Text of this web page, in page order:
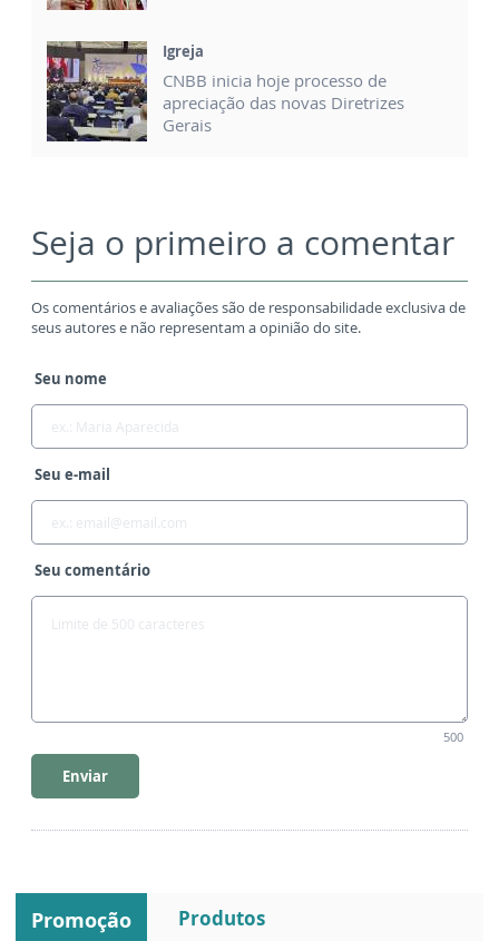
Igreja
CNBB inicia hoje processo de
apreciação das novas Diretrizes
Gerais
Seja o primeiro a comentar
Os comentários e avaliações são de responsabilidade exclusiva de
seus autores e não representam a opinião do site.
Seu nome
Seu e-mail
Seu comentário
500
Enviar
Promoção Produtos